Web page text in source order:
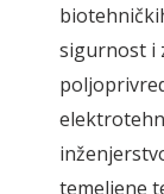
sigurnost i
temeljene